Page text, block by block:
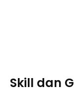
Skill dan